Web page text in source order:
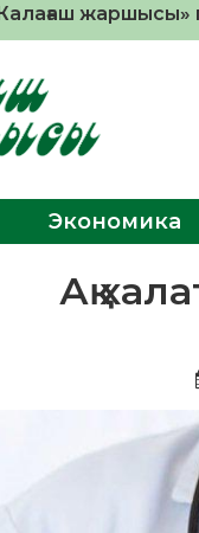
жаршысы»
Экономика
Ақ